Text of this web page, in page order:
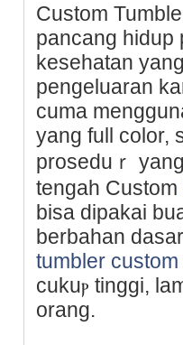
Custom
pancang hidup
kesehatan
pengeluaran
cuma
yang full color,
proseduｒ
tengah Custom
bisa dipаkai
berbahan
tumbler
cukuⲣ tinggi,
orang.